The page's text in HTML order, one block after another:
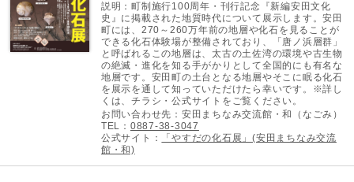
説明：町制施行100周年・刊行記念『新編安田文化
史』に掲載された地質時代について展示します。安田
町には、270～260万年前の地層や化石を見ることが
できる化石体験場が整備されており、「唐ノ浜層群」
と呼ばれるこの地層は、太古の土佐湾の環境や古生物
の絶滅・進化を知る手がかりとして全国的にも有名な
地層です。安田町の土台となる地層やそこに眠る化石
を展示を通して知っていただけたら幸いです。※詳し
くは、チラシ・公式サイトをご覧ください。
お問い合わせ先：安田まちなみ交流館・和（なごみ）
TEL： 0887-38-3047
公式サイト：
「やすだの化石展」(安田まちなみ交流
館・和)